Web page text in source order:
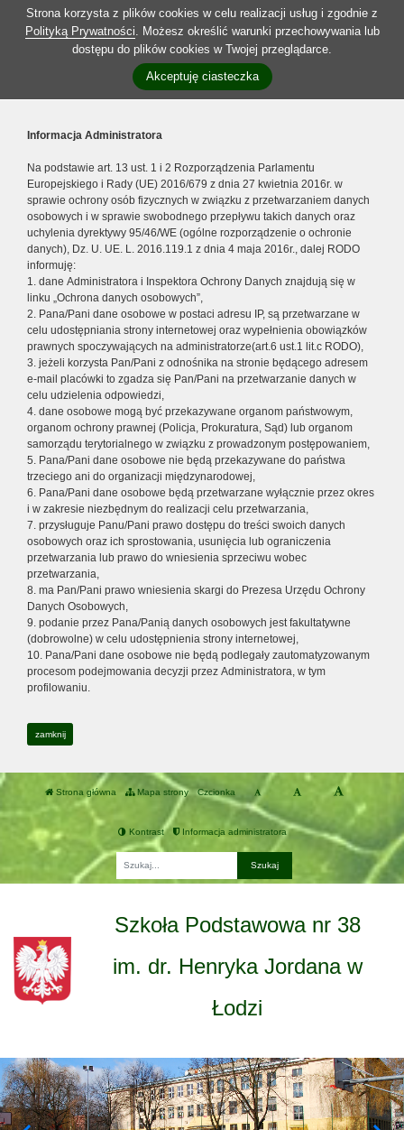
Strona korzysta z plików cookies w celu realizacji usług i zgodnie z
Polityką Prywatności. Możesz określić warunki przechowywania lub
dostępu do plików cookies w Twojej przeglądarce.
Akceptuję ciasteczka
Informacja Administratora
Na podstawie art. 13 ust. 1 i 2 Rozporządzenia Parlamentu
Europejskiego i Rady (UE) 2016/679 z dnia 27 kwietnia 2016r. w
sprawie ochrony osób fizycznych w związku z przetwarzaniem danych
osobowych i w sprawie swobodnego przepływu takich danych oraz
uchylenia dyrektywy 95/46/WE (ogólne rozporządzenie o ochronie
danych), Dz. U. UE. L. 2016.119.1 z dnia 4 maja 2016r., dalej RODO
informuję:
1. dane Administratora i Inspektora Ochrony Danych znajdują się w
linku „Ochrona danych osobowych”,
2. Pana/Pani dane osobowe w postaci adresu IP, są przetwarzane w
celu udostępniania strony internetowej oraz wypełnienia obowiązków
prawnych spoczywających na administratorze(art.6 ust.1 lit.c RODO),
3. jeżeli korzysta Pan/Pani z odnośnika na stronie będącego adresem
e-mail placówki to zgadza się Pan/Pani na przetwarzanie danych w
celu udzielenia odpowiedzi,
4. dane osobowe mogą być przekazywane organom państwowym,
organom ochrony prawnej (Policja, Prokuratura, Sąd) lub organom
samorządu terytorialnego w związku z prowadzonym postępowaniem,
5. Pana/Pani dane osobowe nie będą przekazywane do państwa
trzeciego ani do organizacji międzynarodowej,
6. Pana/Pani dane osobowe będą przetwarzane wyłącznie przez okres
i w zakresie niezbędnym do realizacji celu przetwarzania,
7. przysługuje Panu/Pani prawo dostępu do treści swoich danych
osobowych oraz ich sprostowania, usunięcia lub ograniczenia
przetwarzania lub prawo do wniesienia sprzeciwu wobec
przetwarzania,
8. ma Pan/Pani prawo wniesienia skargi do Prezesa Urzędu Ochrony
Danych Osobowych,
9. podanie przez Pana/Panią danych osobowych jest fakultatywne
(dobrowolne) w celu udostępnienia strony internetowej,
10. Pana/Pani dane osobowe nie będą podlegały zautomatyzowanym
procesom podejmowania decyzji przez Administratora, w tym
profilowaniu.
zamknij
Strona główna Mapa strony Czcionka
Kontrast Informacja administratora
Szkoła Podstawowa nr 38
im. dr. Henryka Jordana w
Łodzi